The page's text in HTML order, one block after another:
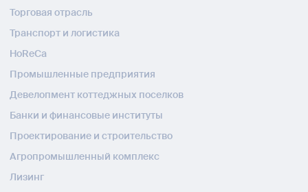
Торговая отрасль
Транспорт и логистика
HoReCa
Промышленные предприятия
Девелопмент коттеджных поселков
Банки и финансовые институты
Проектирование и строительство
Агропромышленный комплекс
Лизинг